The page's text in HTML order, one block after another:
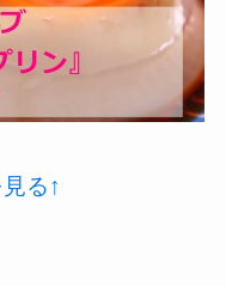
る↑